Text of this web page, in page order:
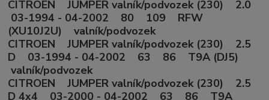
CITROEN JUMPER valník/podvozek (230) 2.0
03-1994 - 04-2002 80 109 RFW
(XU10J2U) valník/podvozek
CITROEN JUMPER valník/podvozek (230) 2.5
D 03-1994 - 04-2002 63 86 T9A (DJ5)
valník/podvozek
CITROEN JUMPER valník/podvozek (230) 2.5
D 4x4 03-2000 - 04-2002 63 86 T9A